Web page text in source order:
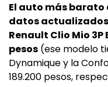
El auto más barato
datos
Renault Clio Mio 3P
pesos (ese modelo
Dynamique y la
189.200 pesos,